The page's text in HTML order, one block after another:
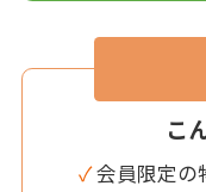
こ
✓ 会員限定